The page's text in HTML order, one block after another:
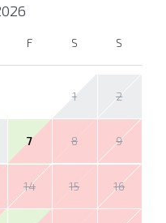
F S S
1 2
7 8 9
14 15 16